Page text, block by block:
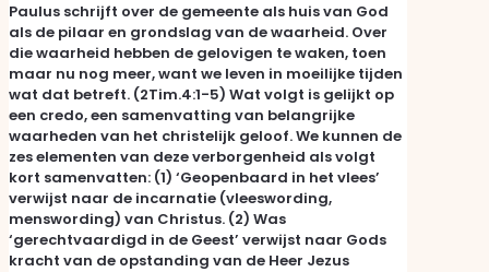
Paulus schrijft over de gemeente als huis van God
als de pilaar en grondslag van de waarheid. Over
die waarheid hebben de gelovigen te waken, toen
maar nu nog meer, want we leven in moeilijke tijden
wat dat betreft. (2Tim.4:1-5) Wat volgt is gelijkt op
een credo, een samenvatting van belangrijke
waarheden van het christelijk geloof. We kunnen de
zes elementen van deze verborgenheid als volgt
kort samenvatten: (1) ‘Geopenbaard in het vlees’
verwijst naar de incarnatie (vleeswording,
menswording) van Christus. (2) Was
‘gerechtvaardigd in de Geest’ verwijst naar Gods
kracht van de opstanding van de Heer Jezus